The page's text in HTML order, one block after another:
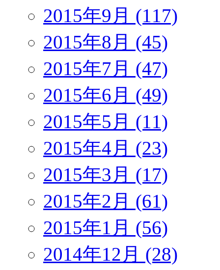
2015年9月 (117)
2015年8月 (45)
2015年7月 (47)
2015年6月 (49)
2015年5月 (11)
2015年4月 (23)
2015年3月 (17)
2015年2月 (61)
2015年1月 (56)
2014年12月 (28)